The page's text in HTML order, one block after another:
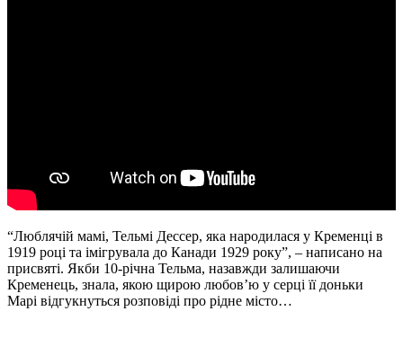
“Люблячій мамі, Тельмі Дессер, яка народилася у Кременці в
1919 році та імігрувала до Канади 1929 року”, – написано на
присвяті. Якби 10-річна Тельма, назавжди залишаючи
Кременець, знала, якою щирою любов’ю у серці її доньки
Марі відгукнуться розповіді про рідне місто…